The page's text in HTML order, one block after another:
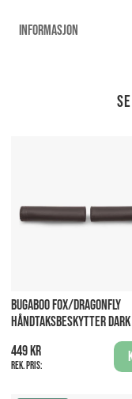
INFORMASJON
BUGABOO FOX/DRAGONFLY
HÅNDTAKSBESKYTTER
449 kr
Rek. pris: